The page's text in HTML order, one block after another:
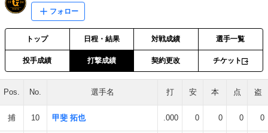
フォロー
トップ 日程・結果 対戦成績 選手一覧
投手成績 打撃成績 契約更改 チケット
Pos. No. 選手名 打 安 本 点 盗
捕 10 甲斐 拓也 .000 0 0 0 0